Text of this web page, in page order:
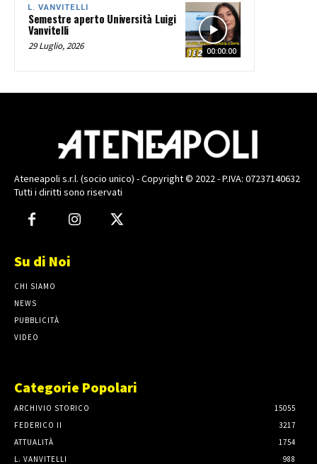
00:00:00
L. VANVITELLI
Semestre aperto Università Luigi
Vanvitelli
29 Luglio, 2026
Ateneapoli s.r.l. (socio unico) - Copyright © 2022 - P.IVA: 07237140632
Tutti i diritti sono riservati
Su di Noi
CHI SIAMO
NEWS
PUBBLICITÀ
VIDEO
Categorie Popolari
ARCHIVIO STORICO
15055
FEDERICO II
3217
ATTUALITÀ
1754
L. VANVITELLI
988